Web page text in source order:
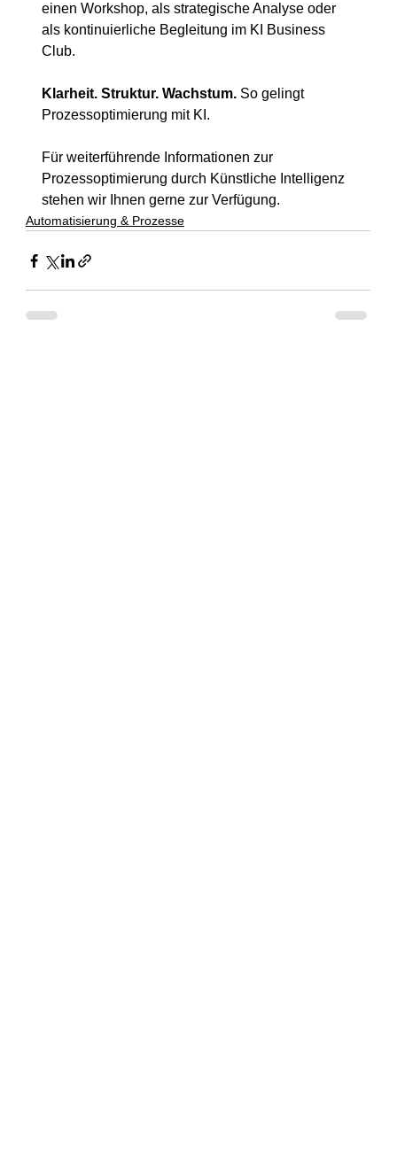
einen Workshop, als strategische Analyse oder
als kontinuierliche Begleitung im KI Business
Club.
Klarheit. Struktur. Wachstum. So gelingt
Prozessoptimierung mit KI.
Für weiterführende Informationen zur
Prozessoptimierung durch Künstliche Intelligenz
stehen wir Ihnen gerne zur Verfügung.
Automatisierung & Prozesse